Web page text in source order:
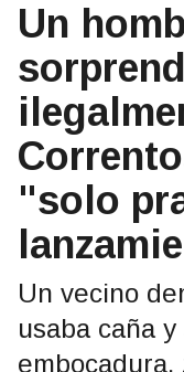
Un
"solo
Un vecino
usaba caña